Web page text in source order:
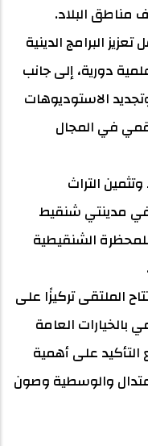
مناطق البلاد.
البرامج الدينية
دورية، إلى جانب
الاستوديوهات
في المجال
التراث
في مدينتي شنقيط
الشنقيطية
الملتقى تركيزًا على
بالخيارات العامة
التأكيد على أهمية
والوسطية وصون